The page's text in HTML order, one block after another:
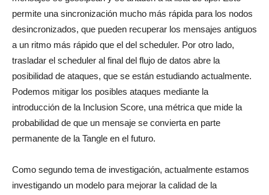
permite una sincronización mucho más rápida para los nodos
desincronizados, que pueden recuperar los mensajes antiguos
a un ritmo más rápido que el del scheduler. Por otro lado,
trasladar el scheduler al final del flujo de datos abre la
posibilidad de ataques, que se están estudiando actualmente.
Podemos mitigar los posibles ataques mediante la
introducción de la Inclusion Score, una métrica que mide la
probabilidad de que un mensaje se convierta en parte
permanente de la Tangle en el futuro.
Como segundo tema de investigación, actualmente estamos
investigando un modelo para mejorar la calidad de la